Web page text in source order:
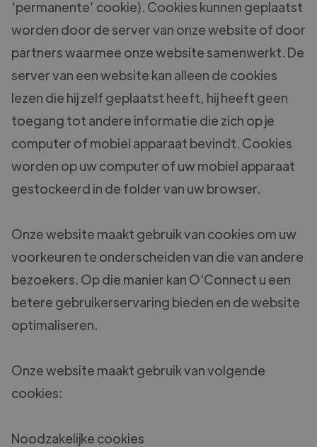
‘permanente’ cookie). Cookies kunnen geplaatst
worden door de server van onze website of door
partners waarmee onze website samenwerkt. De
server van een website kan alleen de cookies
lezen die hij zelf geplaatst heeft, hij heeft geen
toegang tot andere informatie die zich op je
computer of mobiel apparaat bevindt. Cookies
worden op uw computer of uw mobiel apparaat
gestockeerd in de folder van uw browser.
Onze website maakt gebruik van cookies om uw
voorkeuren te onderscheiden van die van andere
bezoekers. Op die manier kan O'Connect u een
betere gebruikerservaring bieden en de website
optimaliseren.
Onze website maakt gebruik van volgende
cookies:
Noodzakelijke cookies